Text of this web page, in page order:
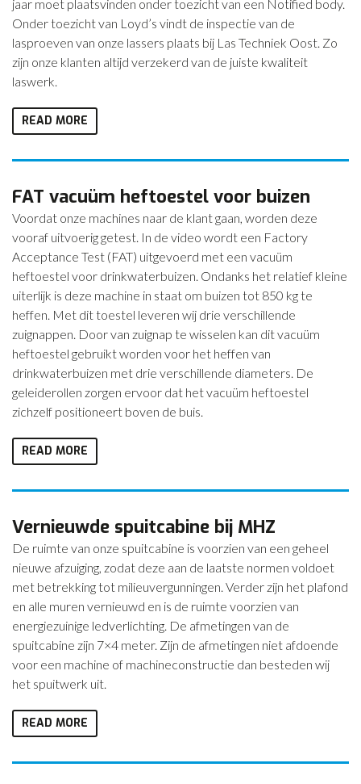
jaar moet plaatsvinden onder toezicht van een Notified body.
Onder toezicht van Loyd’s vindt de inspectie van de
lasproeven van onze lassers plaats bij Las Techniek Oost. Zo
zijn onze klanten altijd verzekerd van de juiste kwaliteit
laswerk.
READ MORE
FAT vacuüm heftoestel voor buizen
Voordat onze machines naar de klant gaan, worden deze
vooraf uitvoerig getest. In de video wordt een Factory
Acceptance Test (FAT) uitgevoerd met een vacuüm
heftoestel voor drinkwaterbuizen. Ondanks het relatief kleine
uiterlijk is deze machine in staat om buizen tot 850 kg te
heffen. Met dit toestel leveren wij drie verschillende
zuignappen. Door van zuignap te wisselen kan dit vacuüm
heftoestel gebruikt worden voor het heffen van
drinkwaterbuizen met drie verschillende diameters. De
geleiderollen zorgen ervoor dat het vacuüm heftoestel
zichzelf positioneert boven de buis.
READ MORE
Vernieuwde spuitcabine bij MHZ
De ruimte van onze spuitcabine is voorzien van een geheel
nieuwe afzuiging, zodat deze aan de laatste normen voldoet
met betrekking tot milieuvergunningen. Verder zijn het plafond
en alle muren vernieuwd en is de ruimte voorzien van
energiezuinige ledverlichting. De afmetingen van de
spuitcabine zijn 7×4 meter. Zijn de afmetingen niet afdoende
voor een machine of machineconstructie dan besteden wij
het spuitwerk uit.
READ MORE